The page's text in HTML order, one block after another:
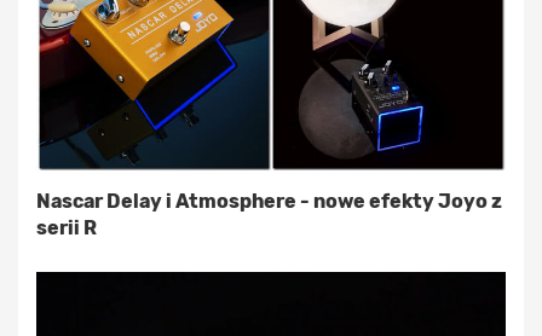
Nascar Delay i Atmosphere - nowe efekty Joyo z
serii R